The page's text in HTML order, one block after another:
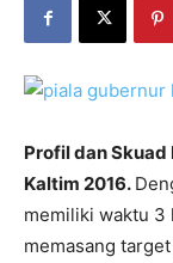
Profil dan Skuad
Kaltim 2016.
memiliki waktu 3
memasang